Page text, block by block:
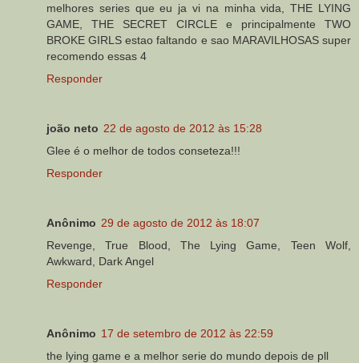
melhores series que eu ja vi na minha vida, THE LYING
GAME, THE SECRET CIRCLE e principalmente TWO
BROKE GIRLS estao faltando e sao MARAVILHOSAS super
recomendo essas 4
Responder
joão neto 22 de agosto de 2012 às 15:28
Glee é o melhor de todos conseteza!!!
Responder
Anônimo 29 de agosto de 2012 às 18:07
Revenge, True Blood, The Lying Game, Teen Wolf,
Awkward, Dark Angel
Responder
Anônimo 17 de setembro de 2012 às 22:59
the lying game e a melhor serie do mundo depois de pll